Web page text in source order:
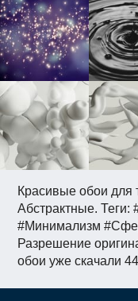
Красивые обои для
Абстрактные.
#Минимализм
Разрешение
обои уже скачали